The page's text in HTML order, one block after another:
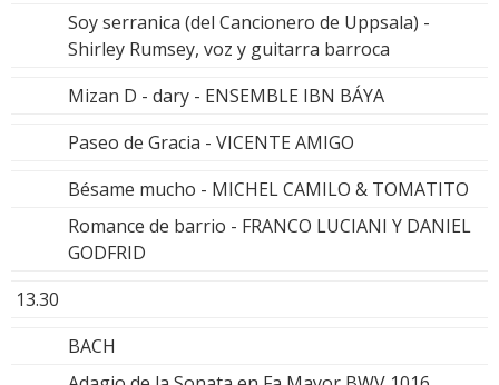
Soy serranica (del Cancionero de Uppsala) -
Shirley Rumsey, voz y guitarra barroca
Mizan D - dary - ENSEMBLE IBN BÁYA
Paseo de Gracia - VICENTE AMIGO
Bésame mucho - MICHEL CAMILO & TOMATITO
Romance de barrio - FRANCO LUCIANI Y DANIEL
GODFRID
13.30
BACH